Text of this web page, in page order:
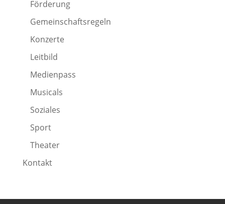
Förderung
Gemeinschaftsregeln
Konzerte
Leitbild
Medienpass
Musicals
Soziales
Sport
Theater
Kontakt